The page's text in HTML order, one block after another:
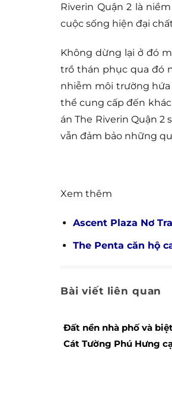
Riverin Quận 2 là
cuộc sống hiện đại
Không dừng lại ở đó
trồ thán phục qua đó
nhiễm môi trường hứa
thể cung cấp đến
án The Riverin Quận
vẫn đảm bảo những
Xem thêm
Ascent Plaza Nơ
The Penta căn hộ
Bài viết liên quan
Đất nền nhà phố và
Cát Tường Phú Hưng